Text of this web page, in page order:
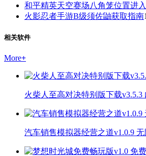
和平精英天空赛场八角笼位置进
火影忍者手游B级须佐鼬获取指南
相关软件
More+
火柴人至高对决特别版下载v3.5.3
汽车销售模拟器经营之道v1.0.9